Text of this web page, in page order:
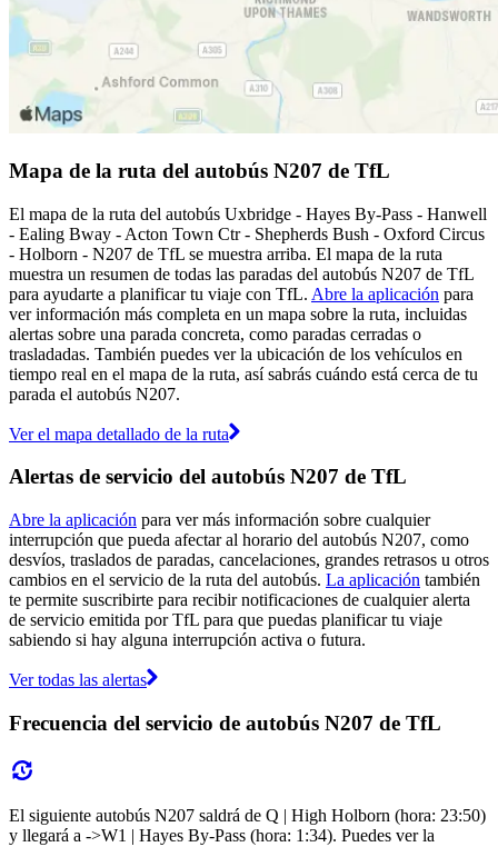
Mapa de la ruta del autobús N207 de TfL
El mapa de la ruta del autobús Uxbridge - Hayes By-Pass - Hanwell
- Ealing Bway - Acton Town Ctr - Shepherds Bush - Oxford Circus
- Holborn - N207 de TfL se muestra arriba. El mapa de la ruta
muestra un resumen de todas las paradas del autobús N207 de TfL
para ayudarte a planificar tu viaje con TfL. Abre la aplicación para
ver información más completa en un mapa sobre la ruta, incluidas
alertas sobre una parada concreta, como paradas cerradas o
trasladadas. También puedes ver la ubicación de los vehículos en
tiempo real en el mapa de la ruta, así sabrás cuándo está cerca de tu
parada el autobús N207.
Ver el mapa detallado de la ruta
Alertas de servicio del autobús N207 de TfL
Abre la aplicación para ver más información sobre cualquier
interrupción que pueda afectar al horario del autobús N207, como
desvíos, traslados de paradas, cancelaciones, grandes retrasos u otros
cambios en el servicio de la ruta del autobús. La aplicación también
te permite suscribirte para recibir notificaciones de cualquier alerta
de servicio emitida por TfL para que puedas planificar tu viaje
sabiendo si hay alguna interrupción activa o futura.
Ver todas las alertas
Frecuencia del servicio de autobús N207 de TfL
El siguiente autobús N207 saldrá de Q | High Holborn (hora: 23:50)
y llegará a ->W1 | Hayes By-Pass (hora: 1:34). Puedes ver la